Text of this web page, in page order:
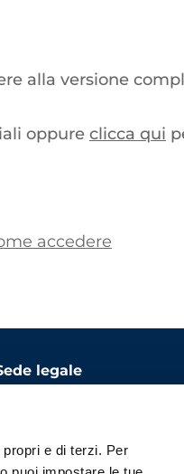
e di terzi. Per
alla versione
oppure clicca qui
accedere
legale